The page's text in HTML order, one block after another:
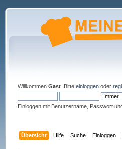
Willkommen Gast. Bitte einloggenoder
Einloggen mit Benutzername, Passwort
Übersicht Hilfe Suche Einloggen